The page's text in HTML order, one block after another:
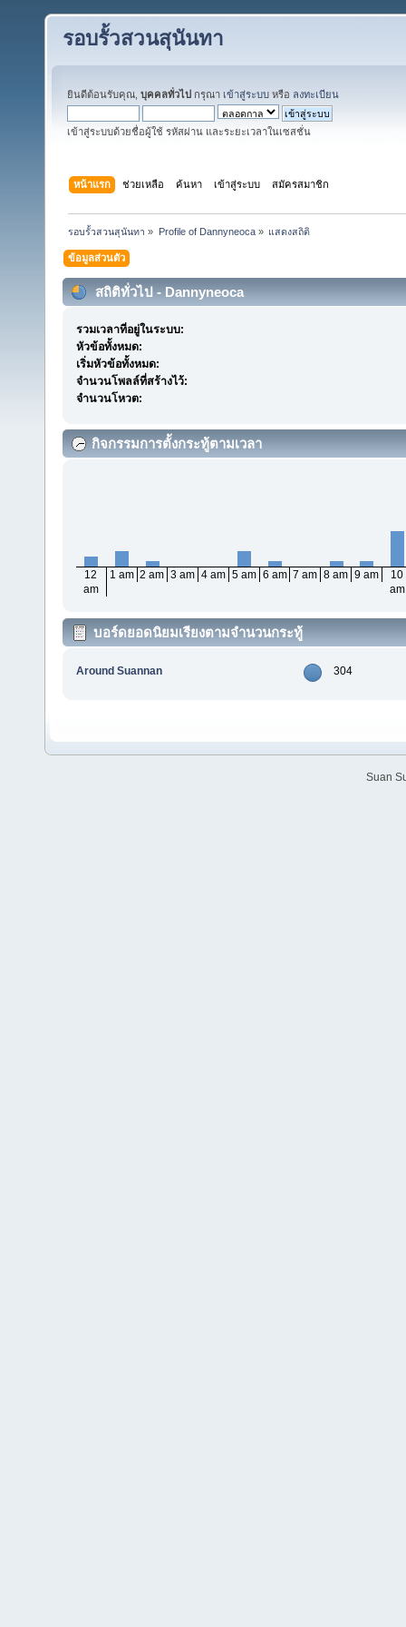
รอบรั้วสวนสุนันทา
ยินดีต้อนรับคุณ, บุคคลทั่วไป กรุณา เข้าสู่ระบบ หรือ ลงทะเบียน
เข้าสู่ระบบด้วยชื่อผู้ใช้ รหัสผ่าน และระยะเวลาในเซสชั่น
หน้าแรก ช่วยเหลือ ค้นหา เข้าสู่ระบบ สมัครสมาชิก
รอบรั้วสวนสุนันทา » Profile of Dannyneoca» แสดงสถิติ
ข้อมูลส่วนตัว
สถิติทั่วไป - Dannyneoca
รวมเวลาที่อยู่ในระบบ:
หัวข้อทั้งหมด:
เริ่มหัวข้อทั้งหมด:
จำนวนโพลล์ที่สร้างไว้:
จำนวนโหวต:
กิจกรรมการตั้งกระทู้ตามเวลา
12
am
1 am 2 am 3 am 4 am 5 am 6 am 7 am 8 am 9 am
10
am
บอร์ดยอดนิยมเรียงตามจำนวนกระทู้
Around Suannan 304
Suan